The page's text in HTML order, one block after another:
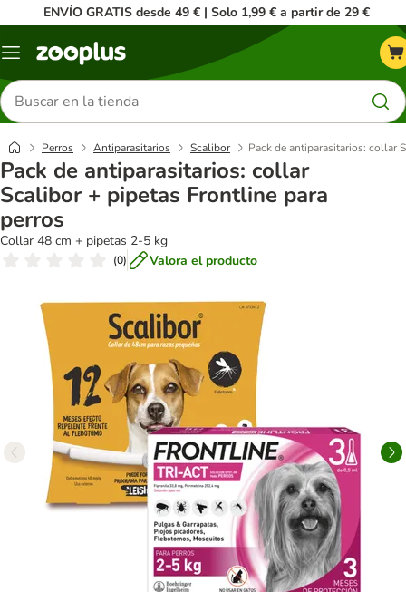
ENVÍO GRATIS desde 49 € | Solo 1,99 € a partir de 29 €
Menú
Buscar
productos
Perros Antiparasitarios Scalibor Pack de antiparasitarios: collar
Pack de antiparasitarios: collar
Scalibor + pipetas Frontline para
perros
Collar 48 cm + pipetas 2-5 kg
(0) Valora el producto